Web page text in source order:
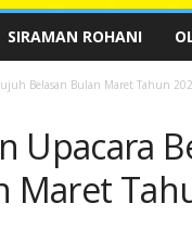
SIRAMAN ROHANI
Belasan Bulan Maret Tahun
Upacara
Maret